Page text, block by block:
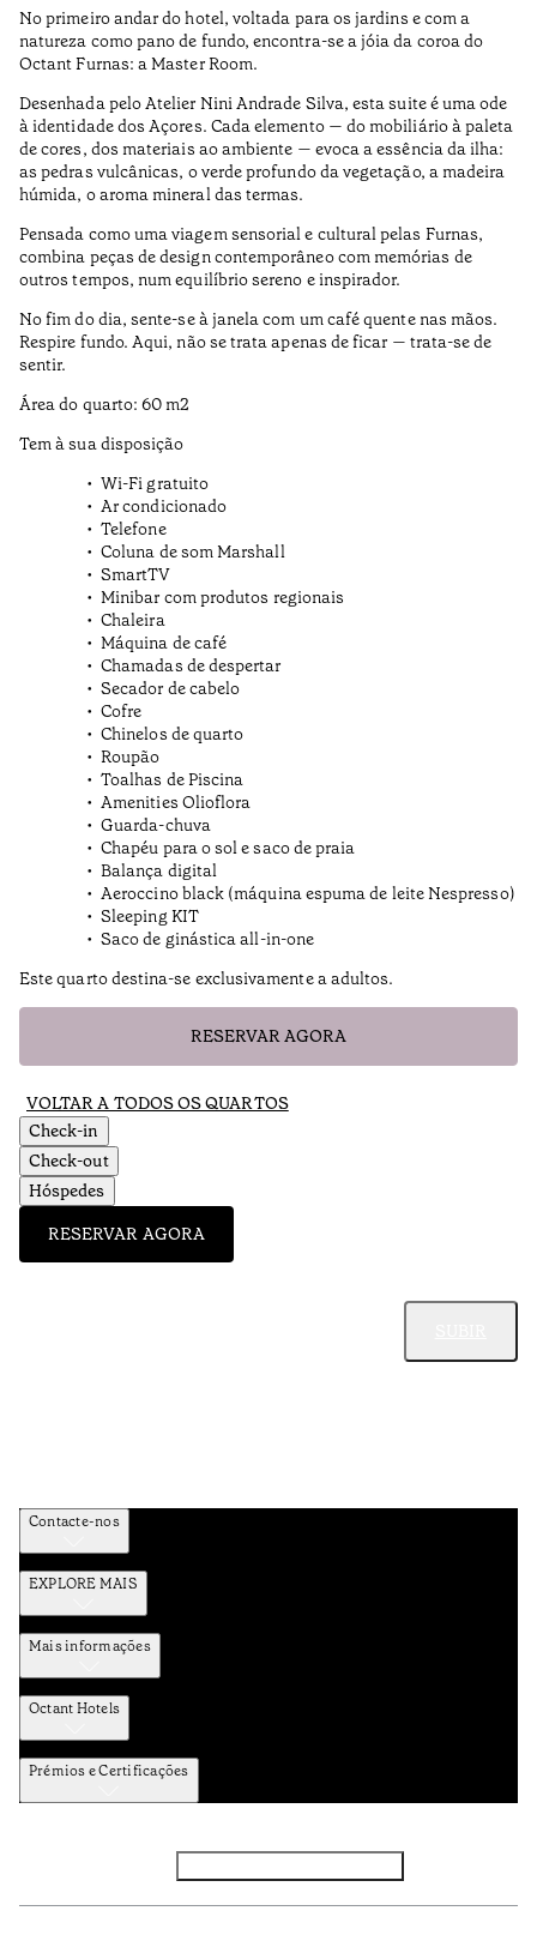
No primeiro andar do hotel, voltada para os jardins e com a
natureza como pano de fundo, encontra-se a jóia da coroa do
Octant Furnas: a Master Room.
Desenhada pelo Atelier Nini Andrade Silva, esta suite é uma ode
à identidade dos Açores. Cada elemento — do mobiliário à paleta
de cores, dos materiais ao ambiente — evoca a essência da ilha:
as pedras vulcânicas, o verde profundo da vegetação, a madeira
húmida, o aroma mineral das termas.
Pensada como uma viagem sensorial e cultural pelas Furnas,
combina peças de design contemporâneo com memórias de
outros tempos, num equilíbrio sereno e inspirador.
No fim do dia, sente-se à janela com um café quente nas mãos.
Respire fundo. Aqui, não se trata apenas de ficar — trata-se de
sentir.
Área do quarto: 60 m2
Tem à sua disposição
Wi-Fi gratuito
Ar condicionado
Telefone
Coluna de som Marshall
SmartTV
Minibar com produtos regionais
Chaleira
Máquina de café
Chamadas de despertar
Secador de cabelo
Cofre
Chinelos de quarto
Roupão
Toalhas de Piscina
Amenities Olioflora
Guarda-chuva
Chapéu para o sol e saco de praia
Balança digital
Aeroccino black (máquina espuma de leite Nespresso)
Sleeping KIT
Saco de ginástica all-in-one
Este quarto destina-se exclusivamente a adultos.
RESERVAR AGORA
VOLTAR A TODOS OS QUARTOS
Check-in
Check-out
Hóspedes
RESERVAR AGORA
Contacte-nos
EXPLORE MAIS
Mais informações
Octant Hotels
Prémios e Certificações